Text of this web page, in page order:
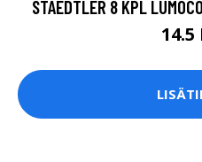
STAEDTLER 8 KPL
14.5